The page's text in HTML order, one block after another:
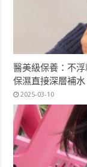
醫美級保養：不
保濕直接深層補水
2025-03-10